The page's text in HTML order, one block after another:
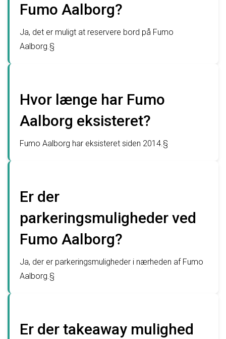
Fumo Aalborg?
Ja, det er muligt at reservere bord på Fumo
Aalborg.§
Hvor længe har Fumo
Aalborg eksisteret?
Fumo Aalborg har eksisteret siden 2014.§
Er der
parkeringsmuligheder ved
Fumo Aalborg?
Ja, der er parkeringsmuligheder i nærheden af Fumo
Aalborg.§
Er der takeaway mulighed